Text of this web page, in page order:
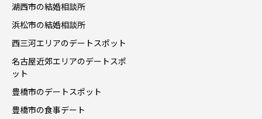
湖西市の結婚相談所
浜松市の結婚相談所
西三河エリアのデートスポット
名古屋近郊エリアのデートスポ
ット
豊橋市のデートスポット
豊橋市の食事デート